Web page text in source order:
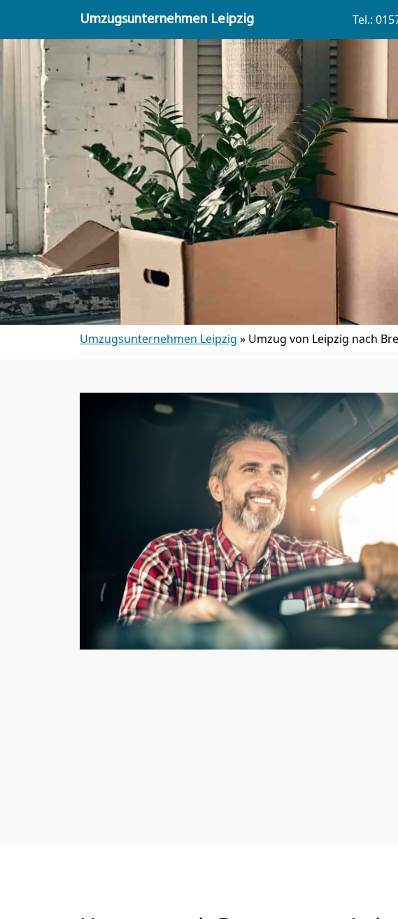
Umzugsunternehmen Leipzig Tel.:
Umzugsunternehmen Leipzig » Umzug von Leipzig nach